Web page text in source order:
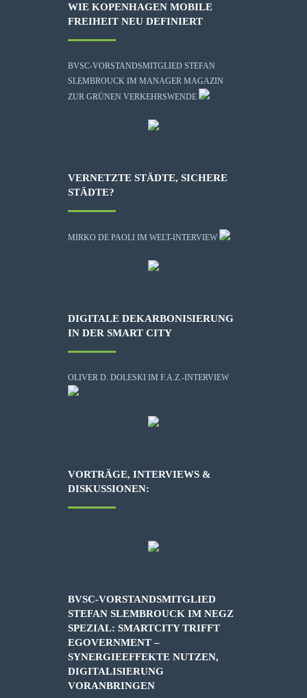
WIE KOPENHAGEN MOBILE
FREIHEIT NEU DEFINIERT
BVSC-VORSTANDSMITGLIED STEFAN
SLEMBROUCK IM MANAGER MAGAZIN
ZUR GRÜNEN VERKEHRSWENDE
VERNETZTE STÄDTE, SICHERE
STÄDTE?
MIRKO DE PAOLI IM WELT-INTERVIEW
DIGITALE DEKARBONISIERUNG
IN DER SMART CITY
OLIVER D. DOLESKI IM F.A.Z.-INTERVIEW
VORTRÄGE, INTERVIEWS &
DISKUSSIONEN:
BVSC-VORSTANDSMITGLIED
STEFAN SLEMBROUCK IM NEGZ
SPEZIAL: SMARTCITY TRIFFT
EGOVERNMENT –
SYNERGIEEFFEKTE NUTZEN,
DIGITALISIERUNG
VORANBRINGEN